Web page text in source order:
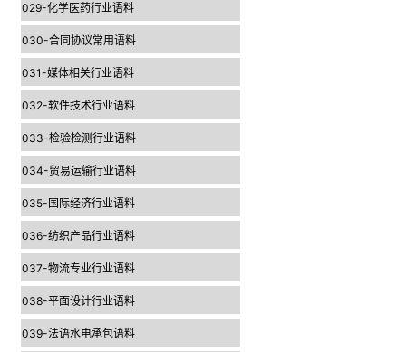
029-化学医药行业语料
030-合同协议常用语料
031-媒体相关行业语料
032-软件技术行业语料
033-检验检测行业语料
034-贸易运输行业语料
035-国际经济行业语料
036-纺织产品行业语料
037-物流专业行业语料
038-平面设计行业语料
039-法语水电承包语料